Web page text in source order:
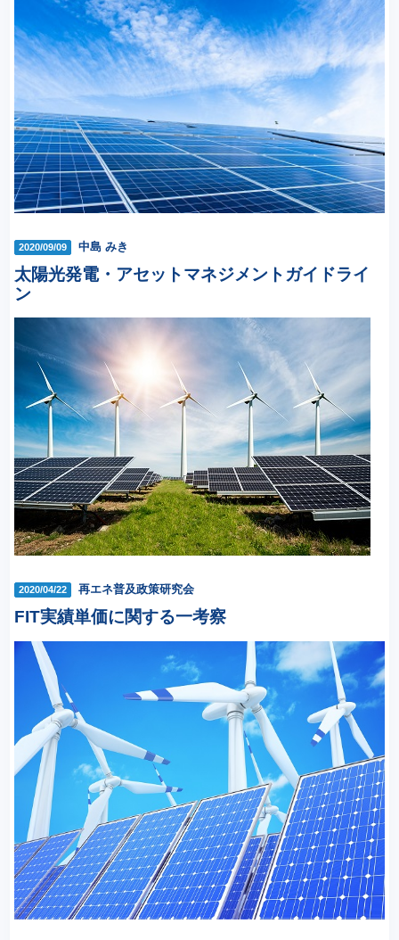
2020/09/09 中島 みき
太陽光発電・アセットマネジメントガイドライ
ン
2020/04/22 再エネ普及政策研究会
FIT実績単価に関する一考察